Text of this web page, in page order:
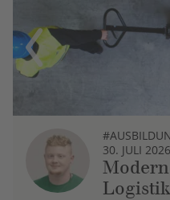
Previous
30. JULI 2026
Logistik